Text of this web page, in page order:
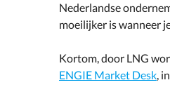
Nederlandse
moeilijker is wanneer
Kortom, door LNG
ENGIE Market Desk,